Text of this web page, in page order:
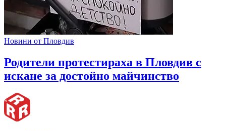
Новини от Пловдив
Родители протестираха в Пловдив с
искане за достойно майчинство